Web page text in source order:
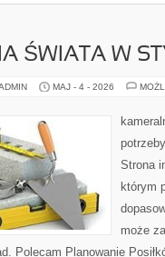
ŚWIATA W
MAJ - 4 - 2026
Strona
którym
może
Polecam Planowanie